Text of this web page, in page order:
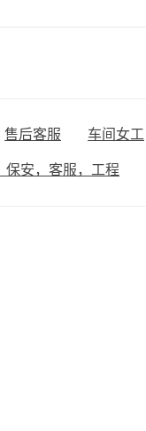
售后客服 车间女工
保安，客服，工程